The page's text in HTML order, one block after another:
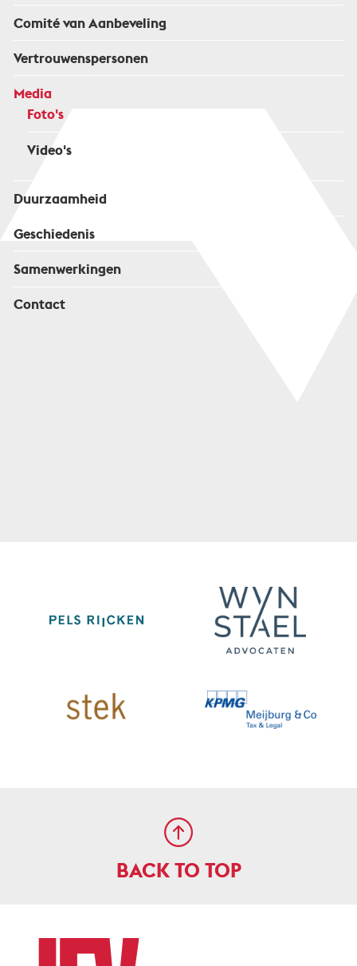
Comité van Aanbeveling
Vertrouwenspersonen
Media
Foto's
Video's
Duurzaamheid
Geschiedenis
Samenwerkingen
Contact
BACK TO TOP